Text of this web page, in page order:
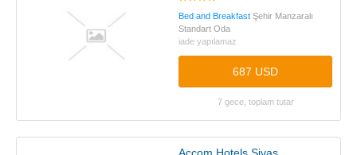
Bed and Breakfast Şehir Manzaralı
Standart Oda
iade yapılamaz
687 USD
7 gece, toplam tutar